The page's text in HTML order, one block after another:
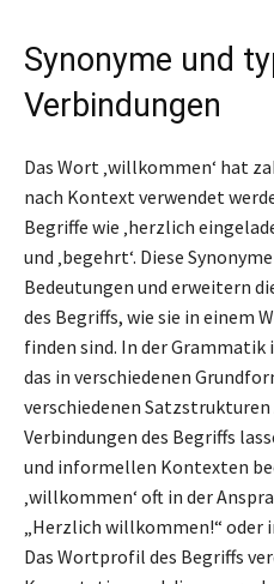
Synonyme und
Verbindungen
Das Wort ‚willkommen‘ hat
nach Kontext verwendet
Begriffe wie ‚herzlich
und ‚begehrt‘. Diese
Bedeutungen und erweitern
des Begriffs, wie sie in einem
finden sind. In der Grammatik
das in verschiedenen
verschiedenen
Verbindungen des Begriffs
und informellen Kontexten
‚willkommen‘ oft in der
„Herzlich willkommen!“ oder
Das Wortprofil des Begriffs